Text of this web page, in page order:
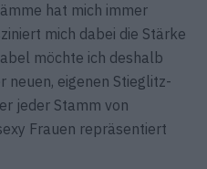
hat mich immer
mich dabei die Stärke
möchte ich deshalb
neuen, eigenen Stieglitz-
jeder Stamm von
Frauen repräsentiert